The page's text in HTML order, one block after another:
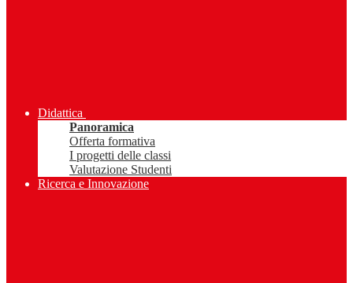
Didattica
Panoramica
Offerta formativa
I progetti delle classi
Valutazione Studenti
Ricerca e Innovazione